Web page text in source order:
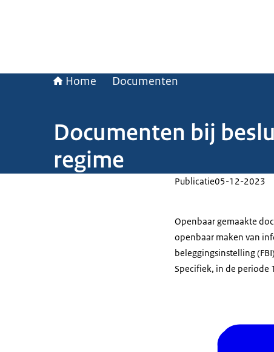
Home Documenten
Documenten bij
regime
Publicatie05-12-2023
Openbaar gemaakte
openbaar maken van
beleggingsinstelling
Specifiek, in de periode